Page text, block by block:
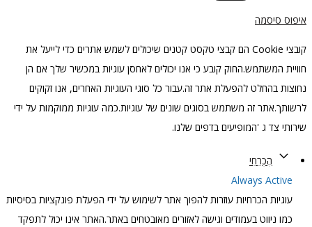
איפוס סיסמה
קובצי Cookie הם קבצי טקסט קטנים שיכולים לשמש אתרים כדי לייעל את
חוויית המשתמש.החוק קובע כי אנו יכולים לאחסן עוגיות במכשיר שלך אם הן
נחוצות בהחלט להפעלת אתר זה.עבור כל סוגי העוגיות האחרים, אנו זקוקים
לרשותך.אתר זה משתמש בסוגים שונים של עוגיות.כמה עוגיות ממוקמות על ידי
שירותי צד ג 'המופיעים בדפים שלנו.
הֶכְרֵחִי
Always Active
עוגיות הכרחיות עוזרות להפוך אתר לשימוש על ידי הפעלת פונקציות בסיסיות
כמו ניווט בעמודים וגישה לאזורים מאובטחים באתר.האתר אינו יכול לתפקד